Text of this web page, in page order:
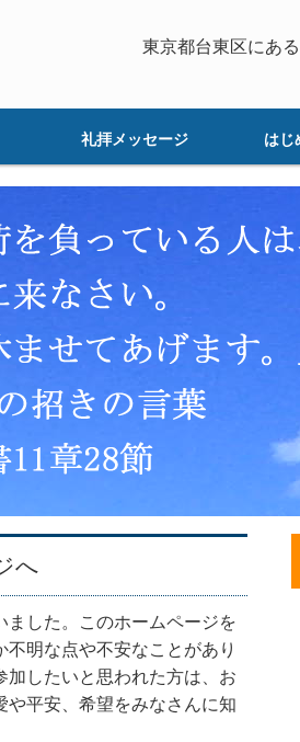
東京都台東区にあ
礼拝メッセージ はじ
へ
した。このホームページを
明な点や不安なことがあり
加したいと思われた方は、お
平安、希望をみなさんに知